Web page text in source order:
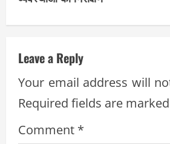
n
u
e
R
e
Leave a Reply
Your email address will
Required fields are marked
Comment *